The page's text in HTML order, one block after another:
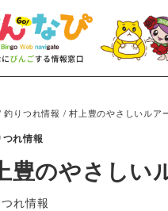
釣りつれ情報 / 村上豊のやさしいルア
れ情報
豊のやさしい
れ情報